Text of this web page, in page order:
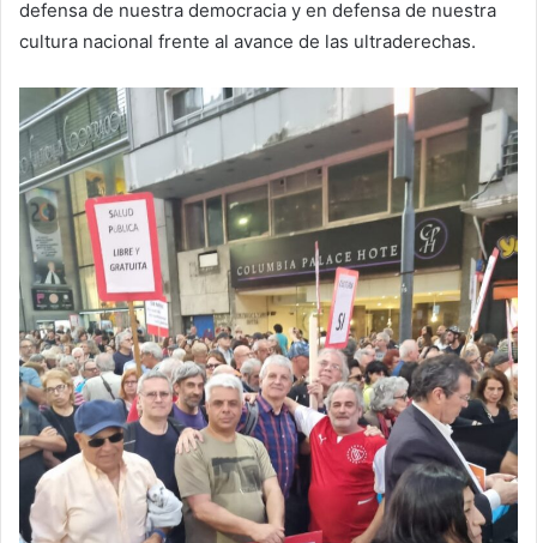
defensa de nuestra democracia y en defensa de nuestra
cultura nacional frente al avance de las ultraderechas.